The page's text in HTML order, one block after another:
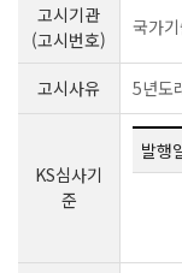
고시기관
(고시번호)
국가
고시사유 5년도
KS심사기
준
발행